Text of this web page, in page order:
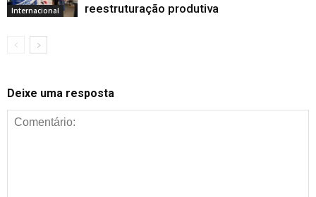
Internacional
reestruturação produtiva
Deixe uma resposta